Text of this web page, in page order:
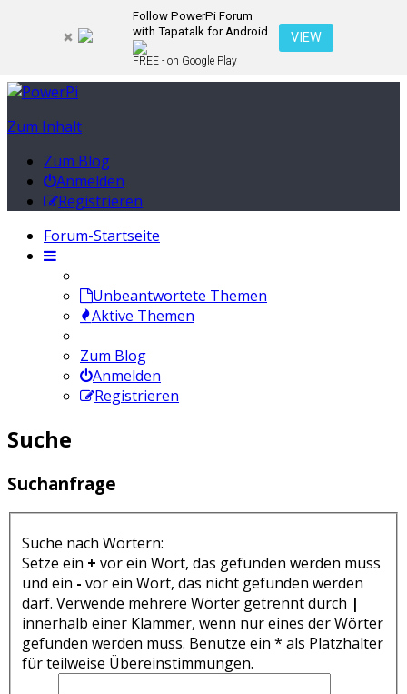
Follow PowerPi Forum
with Tapatalk for Android
FREE - on Google Play
VIEW
Zum Inhalt
Zum Blog
Anmelden
Registrieren
Forum-Startseite
Unbeantwortete Themen
Aktive Themen
Zum Blog
Anmelden
Registrieren
Suche
Suchanfrage
Suche nach Wörtern:
Setze ein + vor ein Wort, das gefunden werden muss
und ein - vor ein Wort, das nicht gefunden werden
darf. Verwende mehrere Wörter getrennt durch |
innerhalb einer Klammer, wenn nur eines der Wörter
gefunden werden muss. Benutze ein * als Platzhalter
für teilweise Übereinstimmungen.